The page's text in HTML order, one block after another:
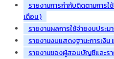
รายงานการกำกับติดตามการ
เดือน )
รายงานผลการใช้จ่ายงบประม
รายงานงบแสดงฐานะการเงิน
รายงานของผู้สอบบัญชีและรา